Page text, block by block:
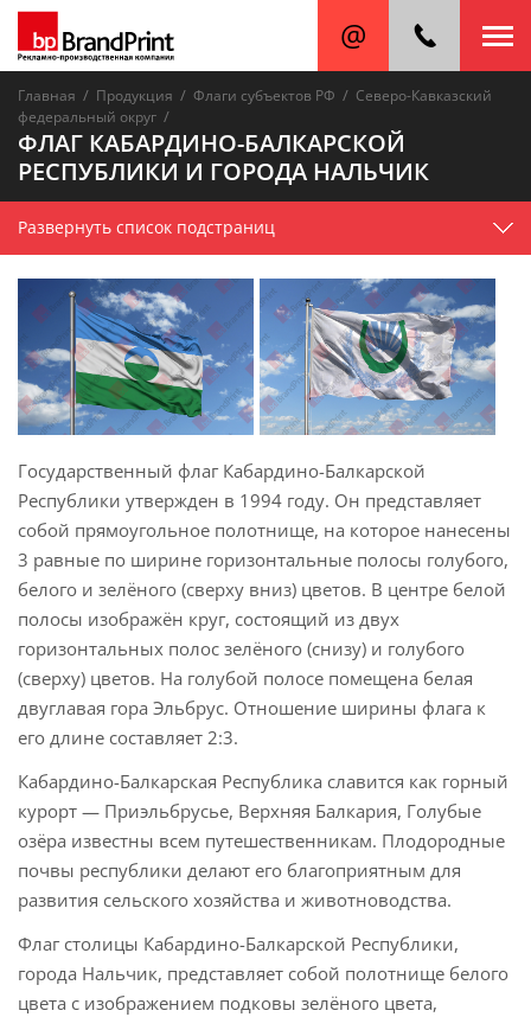
Главная / Продукция / Флаги субъектов РФ / Северо-Кавказский
федеральный округ /
ФЛАГ КАБАРДИНО-БАЛКАРСКОЙ
РЕСПУБЛИКИ И ГОРОДА НАЛЬЧИК
Развернуть список подстраниц
Государственный флаг Кабардино-Балкарской
Республики утвержден в 1994 году. Он представляет
собой прямоугольное полотнище, на которое нанесены
3 равные по ширине горизонтальные полосы голубого,
белого и зелёного (сверху вниз) цветов. В центре белой
полосы изображён круг, состоящий из двух
горизонтальных полос зелёного (снизу) и голубого
(сверху) цветов. На голубой полосе помещена белая
двуглавая гора Эльбрус. Отношение ширины флага к
его длине составляет 2:3.
Кабардино-Балкарская Республика славится как горный
курорт — Приэльбрусье, Верхняя Балкария, Голубые
озёра известны всем путешественникам. Плодородные
почвы республики делают его благоприятным для
развития сельского хозяйства и животноводства.
Флаг столицы Кабардино-Балкарской Республики,
города Нальчик, представляет собой полотнище белого
цвета с изображением подковы зелёного цвета,